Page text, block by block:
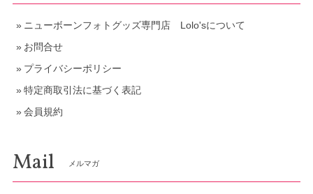
ニューボーンフォトグッズ専門店 Lolo'sについて
お問合せ
プライバシーポリシー
特定商取引法に基づく表記
会員規約
Mail メルマガ